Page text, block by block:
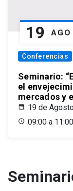
19 AGO
Conferencias
Seminario:
el
mercados y
19 de
09:00 a